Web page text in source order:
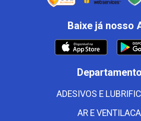
Baixe já nosso
ADESIVOS E
AR E